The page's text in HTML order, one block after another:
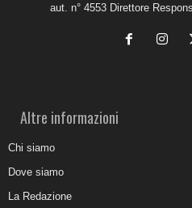
aut. n° 4553 Direttore
Altre informazioni
Chi siamo
Dove siamo
La Redazione